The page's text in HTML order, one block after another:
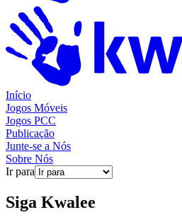
Início
Jogos Móveis
Jogos PCC
Publicação
Junte-se a Nós
Sobre Nós
Ir para
Siga Kwalee